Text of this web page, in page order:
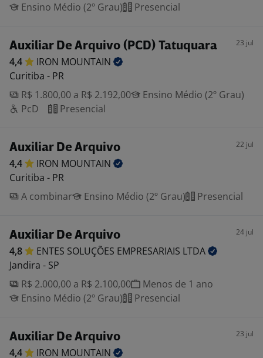
Ensino Médio (2º Grau)
Presencial
Auxiliar De Arquivo (PCD) Tatuquara 23 jul
4,4 IRON MOUNTAIN
Curitiba - PR
R$ 1.800,00 a R$ 2.192,00
Ensino Médio (2º Grau)
PcD
Presencial
Auxiliar De Arquivo 22 jul
4,4 IRON MOUNTAIN
Curitiba - PR
A combinar
Ensino Médio (2º Grau) Presencial
Auxiliar De Arquivo 24 jul
4,8 ENTES SOLUÇÕES EMPRESARIAIS LTDA
Jandira - SP
R$ 2.000,00 a R$ 2.100,00
Menos de 1 ano
Ensino Médio (2º Grau)
Presencial
Auxiliar De Arquivo 23 jul
4,4 IRON MOUNTAIN